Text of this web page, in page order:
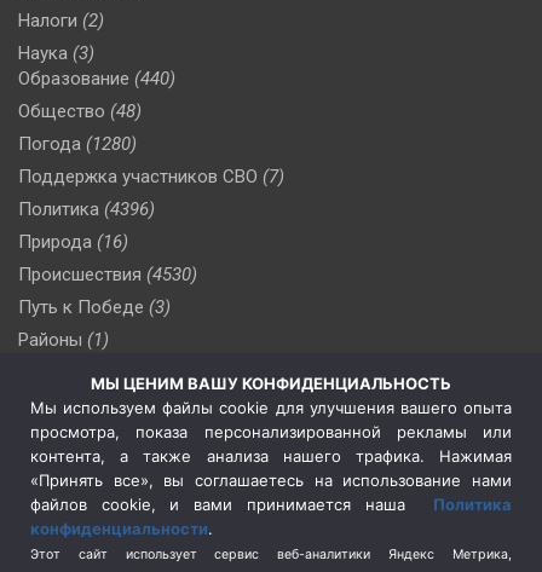
Налоги (2)
Наука (3)
Образование (440)
Общество (48)
Погода (1280)
Поддержка участников СВО (7)
Политика (4396)
Природа (16)
Происшествия (4530)
Путь к Победе (3)
Районы (1)
(510)
Сельское хозяйство (3)
Социальная политика
(3)
Спецоперация в Украине
Спецоперация на Украине
(404)
Спорт (740)
МЫ ЦЕНИМ ВАШУ КОНФИДЕНЦИАЛЬНОСТЬ
Мы используем файлы cookie для улучшения вашего опыта
просмотра, показа персонализированной рекламы или
контента, а также анализа нашего трафика. Нажимая
«Принять все», вы соглашаетесь на использование нами
файлов cookie, и вами принимается наша Политика
конфиденциальности.
Этот сайт использует сервис веб-аналитики Яндекс Метрика,